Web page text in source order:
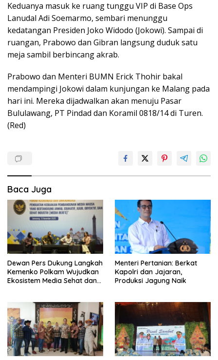
Keduanya masuk ke ruang tunggu VIP di Base Ops
Lanudal Adi Soemarmo, sembari menunggu
kedatangan Presiden Joko Widodo (Jokowi). Sampai di
ruangan, Prabowo dan Gibran langsung duduk satu
meja sambil berbincang akrab.
Prabowo dan Menteri BUMN Erick Thohir bakal
mendampingi Jokowi dalam kunjungan ke Malang pada
hari ini. Mereka dijadwalkan akan menuju Pasar
Bululawang, PT Pindad dan Koramil 0818/14 di Turen.
(Red)
Baca Juga
Dewan Pers Dukung Langkah
Kemenko Polkam Wujudkan
Ekosistem Media Sehat dan
Menteri Pertanian: Berkat
Kapolri dan Jajaran,
Produksi Jagung Naik